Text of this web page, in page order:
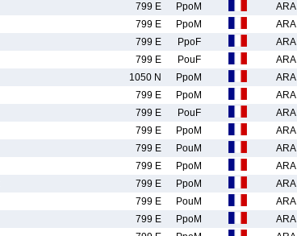
799 E PpoM ARA
799 E PpoM ARA
799 E PpoF ARA
799 E PouF ARA
1050 N PpoM ARA
799 E PpoM ARA
799 E PouF ARA
799 E PpoM ARA
799 E PouM ARA
799 E PpoM ARA
799 E PpoM ARA
799 E PouM ARA
799 E PpoM ARA